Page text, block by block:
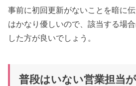
事前に初回更新がないことを暗に
はかなり優しいので、該当する場
した方が良いでしょう。
普段はいない営業担当